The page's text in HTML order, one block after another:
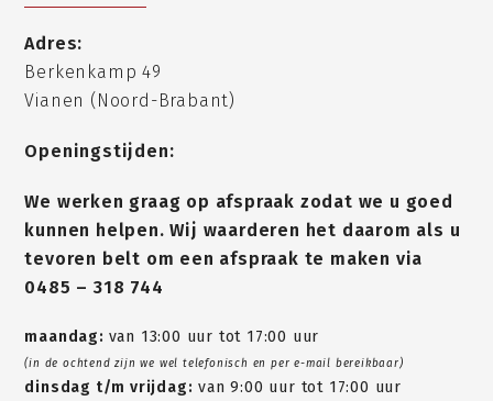
Adres:
Berkenkamp 49
Vianen (Noord-Brabant)
Openingstijden:
We werken graag op afspraak zodat we u goed
kunnen helpen. Wij waarderen het daarom als u
tevoren belt om een afspraak te maken via
0485 – 318 744
maandag: van 13:00 uur tot 17:00 uur
(in de ochtend zijn we wel telefonisch en per e-mail bereikbaar)
dinsdag t/m vrijdag: van 9:00 uur tot 17:00 uur